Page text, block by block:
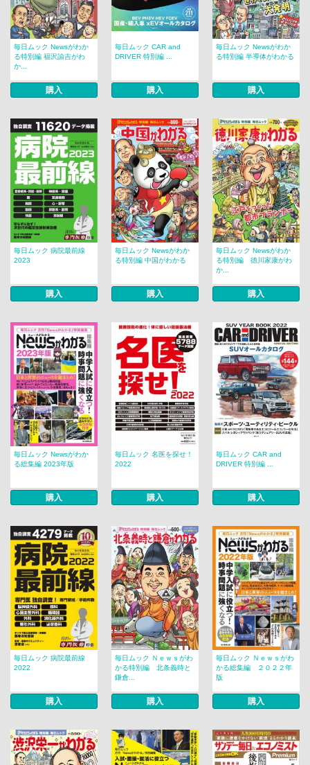
毎日ムック Newsがわか
る特別編 福沢諭吉がわ
か...
購入
毎日ムック CAR and
DRIVER 特別編 ...
購入
毎日ムック Newsがわか
る特別編 半導体がわかる
購入
毎日ムック 病院最前線
2023
購入
毎日ムック Newsがわか
る特別編 中国がわかる
購入
毎日ムック Newsがわか
る特別編 徳川家康がわ
か...
購入
毎日ムック Newsがわか
る総集編 2023年版
購入
毎日ムック 名医を探せ！
2022
購入
毎日ムック CAR and
DRIVER 特別編 ...
購入
毎日ムック 病院最前線
2022
購入
毎日ムック Ｎｅｗｓがわ
かる特別編 北条義時と
鎌倉...
購入
毎日ムック Ｎｅｗｓがわ
かる総集編 ２０２２年
版
購入